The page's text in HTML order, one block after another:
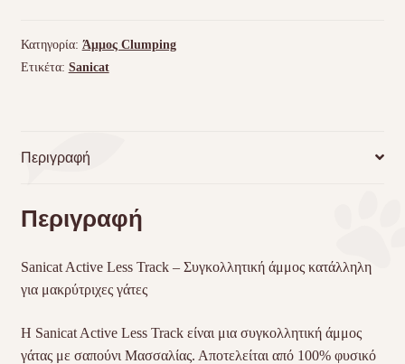
Κατηγορία: Άμμος Clumping
Ετικέτα: Sanicat
Περιγραφή
Περιγραφή
Sanicat Active Less Track – Συγκολλητική άμμος κατάλληλη
για μακρύτριχες γάτες
Η Sanicat Active Less Track είναι μια συγκολλητική άμμος
γάτας με σαπούνι Μασσαλίας. Αποτελείται από 100% φυσικό